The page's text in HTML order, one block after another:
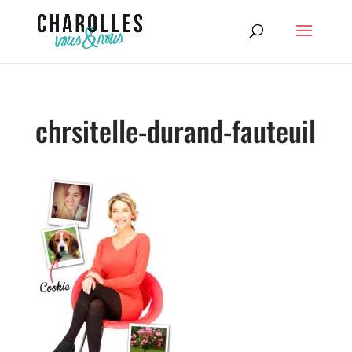
chrsitelle-durand-fauteuil